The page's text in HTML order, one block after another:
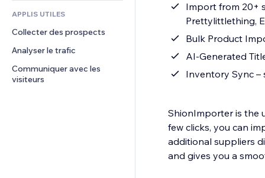
APPLIS UTILES
Collecter des prospects
Analyser le trafic
Communiquer avec les
visiteurs
Import from 20+
Prettylittlething,
Bulk Product
AI-Generated
Inventory Sync –
ShionImporter is the
few clicks, you can
additional suppliers
and gives you a